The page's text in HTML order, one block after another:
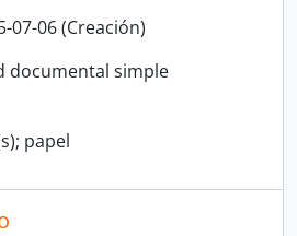
07-06 (Creación)
documental simple
papel